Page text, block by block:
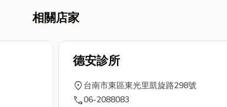
材質就是健康的第一道防
相關店家
德安診所
location_on 台南市東區東光里凱旋路298號
call06-2088083